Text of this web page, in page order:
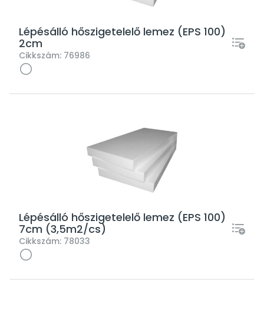
Lépésálló hőszigetelelő lemez (EPS 100)
2cm
Cikkszám: 76986
Lépésálló hőszigetelelő lemez (EPS 100)
7cm (3,5m2/cs)
Cikkszám: 78033